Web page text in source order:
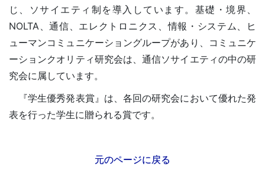
じ、ソサイエティ制を導入しています。基礎・境界、
NOLTA、通信、エレクトロニクス、情報・システム、ヒ
ューマンコミュニケーショングループがあり、コミュニケ
ーションクオリティ研究会は、通信ソサイエティの中の研
究会に属しています。
『学生優秀発表賞』は、各回の研究会において優れた発
表を行った学生に贈られる賞です。
元のページに戻る